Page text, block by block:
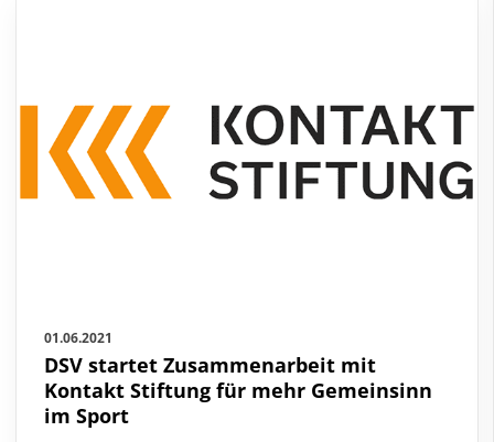
01.06.2021
DSV startet Zusammenarbeit mit
Kontakt Stiftung für mehr Gemeinsinn
im Sport